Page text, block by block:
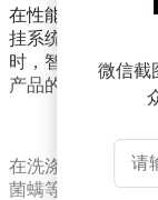
在性能上，这款洗
挂系统，实现了上
时，智能偏心检测
产品的控制精度和
在洗涤功能方面，
菌螨等多种模式，
微信截